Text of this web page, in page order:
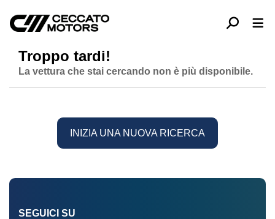
Troppo tardi!
La vettura che stai cercando non è più disponibile.
INIZIA UNA NUOVA RICERCA
SEGUICI SU